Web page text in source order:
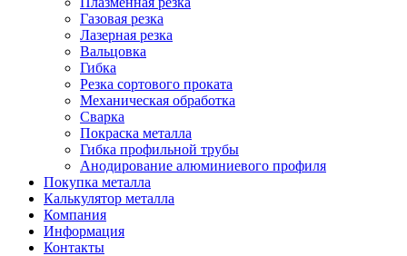
Газовая резка
Лазерная резка
Вальцовка
Гибка
Резка сортового проката
Механическая обработка
Сварка
Покраска металла
Гибка профильной трубы
Анодирование алюминиевого профиля
Покупка металла
Калькулятор металла
Компания
Информация
Контакты